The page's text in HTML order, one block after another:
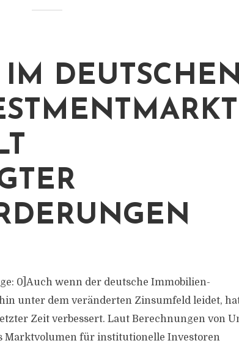
DEUTSCHEN
0]Auch wenn der deutsche Immobilien-
unter dem veränderten Zinsumfeld leidet,
Zeit verbessert. Laut Berechnungen von
Marktvolumen für institutionelle Investoren